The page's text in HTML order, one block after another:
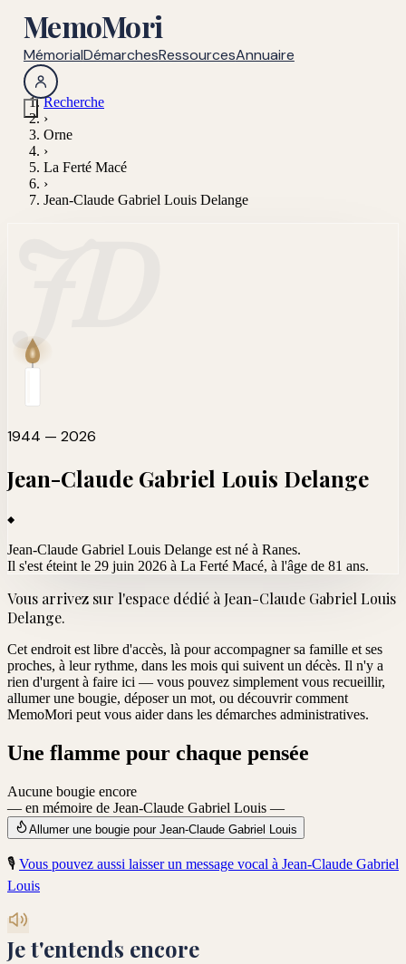
MemoMori
MémorialDémarchesRessourcesAnnuaire
Recherche
›
Orne
›
La Ferté Macé
›
Jean-Claude Gabriel Louis Delange
1944 — 2026
Jean-Claude Gabriel Louis Delange
Jean-Claude Gabriel Louis Delange est né à Ranes.
Il s'est éteint le 29 juin 2026 à La Ferté Macé, à l'âge de 81 ans.
Vous arrivez sur l'espace dédié à Jean-Claude Gabriel Louis
Delange.
Cet endroit est libre d'accès, là pour accompagner sa famille et ses
proches, à leur rythme, dans les mois qui suivent un décès. Il n'y a
rien d'urgent à faire ici — vous pouvez simplement vous recueillir,
allumer une bougie, déposer un mot, ou découvrir comment
MemoMori peut vous aider dans les démarches administratives.
Une flamme pour chaque pensée
Aucune bougie encore
— en mémoire de Jean-Claude Gabriel Louis —
Allumer une bougie pour Jean-Claude Gabriel Louis
🎙️ Vous pouvez aussi laisser un message vocal à Jean-Claude Gabriel
Louis
Je t'entends encore